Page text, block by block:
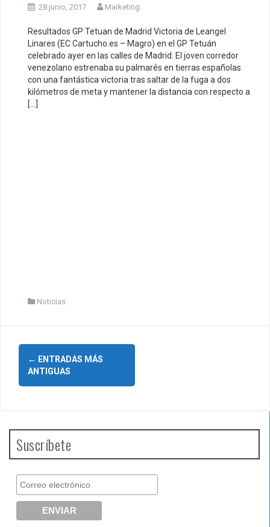
28 junio, 2017 Marketing
Resultados GP Tetuan de Madrid Victoria de Leangel
Linares (EC Cartucho.es – Magro) en el GP Tetuán
celebrado ayer en las calles de Madrid. El joven corredor
venezolano estrenaba su palmarés en tierras españolas
con una fantástica victoria tras saltar de la fuga a dos
kilómetros de meta y mantener la distancia con respecto a
[…]
Noticias
r
l
a
s
e
n
← ENTRADAS MÁS
ANTIGUAS
Suscríbete